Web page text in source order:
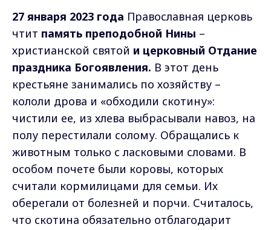
27 января 2023 года Православная церковь
чтит память преподобной Нины –
христианской святой и церковный Отдание
праздника Богоявления. В этот день
крестьяне занимались по хозяйству –
кололи дрова и «обходили скотину»:
чистили ее, из хлева выбрасывали навоз, на
полу перестилали солому. Обращались к
животным только с ласковыми словами. В
особом почете были коровы, которых
считали кормилицами для семьи. Их
оберегали от болезней и порчи. Считалось,
что скотина обязательно отблагодарит